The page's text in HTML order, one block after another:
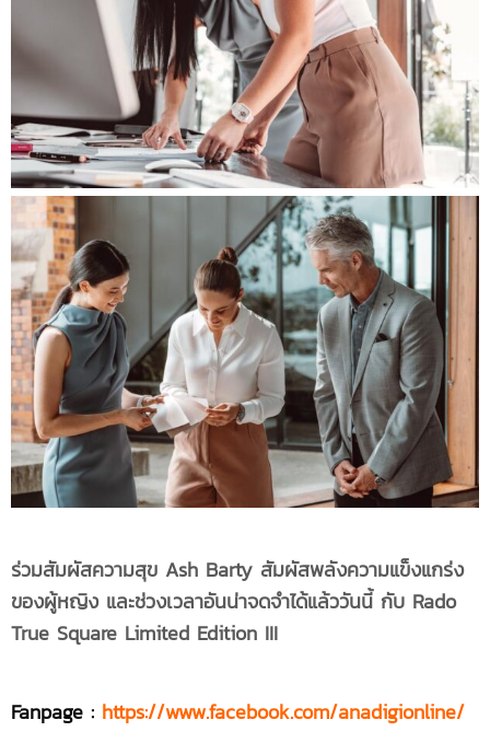
ร่วมสัมผัสความสุข Ash Barty สัมผัสพลังความแข็งแกร่ง
ของผู้หญิง และช่วงเวลาอันน่าจดจำได้แล้ววันนี้ กับ Rado
True Square Limited Edition III
Fanpage : https://www.facebook.com/anadigionline/